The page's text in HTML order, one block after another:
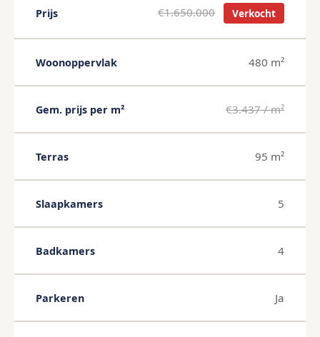
Prijs €1.650.000 Verkocht
Woonoppervlak 480 m²
Gem. prijs per m² €3.437 / m²
Terras 95 m²
Slaapkamers 5
Badkamers 4
Parkeren Ja